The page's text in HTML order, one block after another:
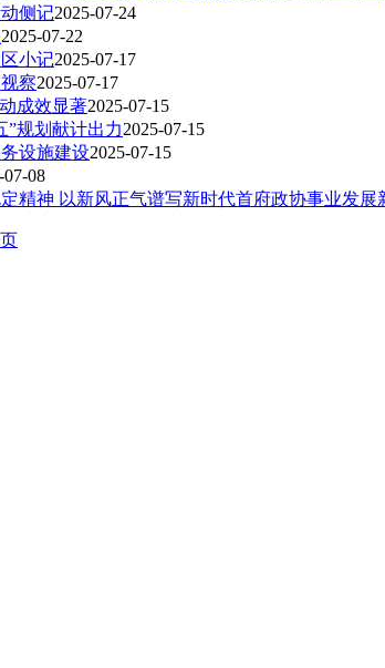
侧记2025-07-24
2025-07-22
小记2025-07-17
察2025-07-17
成效显著2025-07-15
”规划献计出力2025-07-15
设施建设2025-07-15
07-08
精神 以新风正气谱写新时代首府政协事业发展